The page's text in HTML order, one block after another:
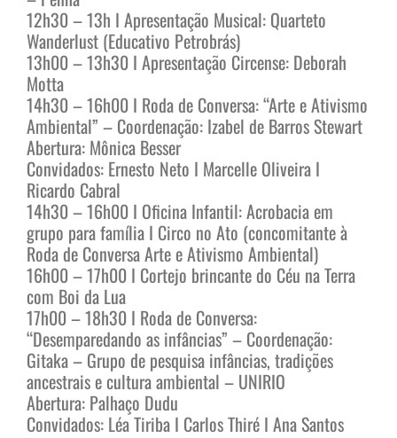
12h30 – 13h I Apresentação Musical: Quarteto
Wanderlust (Educativo Petrobrás)
13h00 – 13h30 I Apresentação Circense: Deborah
Motta
14h30 – 16h00 I Roda de Conversa: “Arte e Ativismo
Ambiental” – Coordenação: Izabel de Barros Stewart
Abertura: Mônica Besser
Convidados: Ernesto Neto I Marcelle Oliveira I
Ricardo Cabral
14h30 – 16h00 I Oficina Infantil: Acrobacia em
grupo para família I Circo no Ato (concomitante à
Roda de Conversa Arte e Ativismo Ambiental)
16h00 – 17h00 I Cortejo brincante do Céu na Terra
com Boi da Lua
17h00 – 18h30 I Roda de Conversa:
“Desemparedando as infâncias” – Coordenação:
Gitaka – Grupo de pesquisa infâncias, tradições
ancestrais e cultura ambiental – UNIRIO
Abertura: Palhaço Dudu
Convidados: Léa Tiriba I Carlos Thiré I Ana Santos